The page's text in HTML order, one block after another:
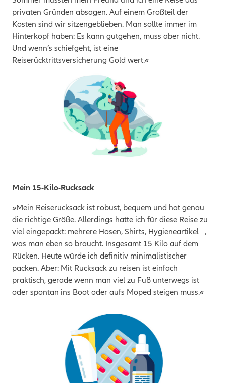
Mein 15-Kilo-Rucksack
»Mein Reiserucksack ist robust, bequem und hat genau
die richtige Größe. Allerdings hatte ich für diese Reise zu
viel eingepackt: mehrere Hosen, Shirts, Hygieneartikel –,
was man eben so braucht. Insgesamt 15 Kilo auf dem
Rücken. Heute würde ich definitiv minimalistischer
packen. Aber: Mit Rucksack zu reisen ist einfach
praktisch, gerade wenn man viel zu Fuß unterwegs ist
oder spontan ins Boot oder aufs Moped steigen muss.«
privaten Gründen absagen. Auf einem Großteil der
Kosten sind wir sitzengeblieben. Man sollte immer im
Hinterkopf haben: Es kann gutgehen, muss aber nicht.
Und wenn’s schiefgeht, ist eine
Reiserücktrittsversicherung Gold wert.«